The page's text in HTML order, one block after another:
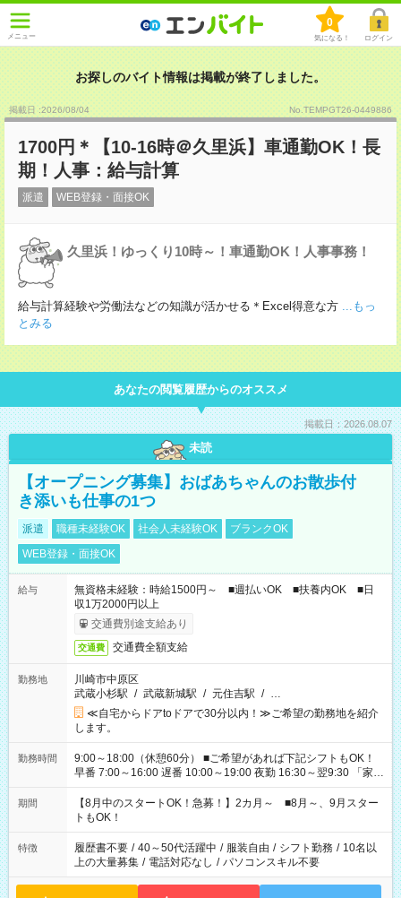
メニュー
0
気になる！ ログイン
お探しのバイト情報は掲載が終了しました。
掲載日 :2026/08/04 No.TEMPGT26-0449886
1700円＊【10‐16時＠久里浜】車通勤OK！長
期！人事：給与計算
派遣 WEB登録・面接OK
久里浜！ゆっくり10時～！車通勤OK！人事事務！
給与計算経験や労働法などの知識が活かせる＊Excel得意な方 ...もっ
とみる
あなたの閲覧履歴からのオススメ
掲載日：2026.08.07
未読
【オープニング募集】おばあちゃんのお散歩付
き添いも仕事の1つ
派遣 職種未経験OK 社会人未経験OK
ブランクOK
WEB登録・面接OK
給与
無資格未経験：時給1500円～ ■週払いOK ■扶養内OK ■日
収1万2000円以上
交通費別途支給あり
交通費 交通費全額支給
勤務地
川崎市中原区
武蔵小杉駅 / 武蔵新城駅 / 元住吉駅 / …
≪自宅からドアtoドアで30分以内！≫ご希望の勤務地を紹介
します。
勤務時間
9:00～18:00（休憩60分） ■ご希望があれば下記シフトもOK！
早番 7:00～16:00 遅番 10:00～19:00 夜勤 16:30～翌9:30 「家族
と休みを合わせたい」 「余裕を持って夕飯の準備がしたい」
「できれば残業はしたくない」 など、ご希望を教えてください
ね。 ※Wワーク希望の方へ 今ご覧のお仕事で希望する勤務時間
と、もう1つのお仕事の勤務時間。 合計で週40時間を超える場
合は応募できません。
期間
【8月中のスタートOK！急募！】2カ月～ ■8月～、9月スター
トもOK！
特徴 履歴書不要 / 40～50代活躍中 / 服装自由 / シフト勤務 / 10名以
上の大量募集 / 電話対応なし / パソコンスキル不要